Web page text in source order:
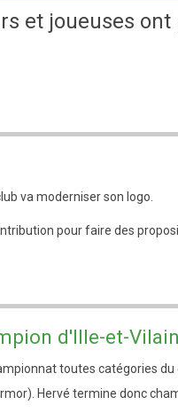
et joueuses
va moderniser son logo.
pour faire des
d'Ille-et-
toutes catégories
Hervé termine donc